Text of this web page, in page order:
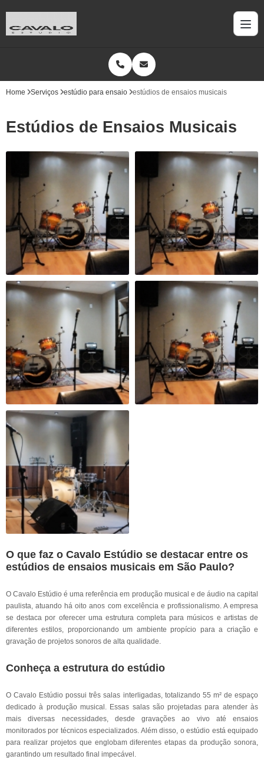
Home Serviços estúdio para ensaio estúdios de ensaios musicais
Estúdios de Ensaios Musicais
O que faz o Cavalo Estúdio se destacar entre os
estúdios de ensaios musicais em São Paulo?
O Cavalo Estúdio é uma referência em produção musical e de áudio na capital
paulista, atuando há oito anos com excelência e profissionalismo. A empresa
se destaca por oferecer uma estrutura completa para músicos e artistas de
diferentes estilos, proporcionando um ambiente propício para a criação e
gravação de projetos sonoros de alta qualidade.
Conheça a estrutura do estúdio
O Cavalo Estúdio possui três salas interligadas, totalizando 55 m² de espaço
dedicado à produção musical. Essas salas são projetadas para atender às
mais diversas necessidades, desde gravações ao vivo até ensaios
monitorados por técnicos especializados. Além disso, o estúdio está equipado
para realizar projetos que englobam diferentes etapas da produção sonora,
garantindo um resultado final impecável.